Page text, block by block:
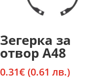
Зегерка за
отвор А48
0.31€ (0.61 лв.)